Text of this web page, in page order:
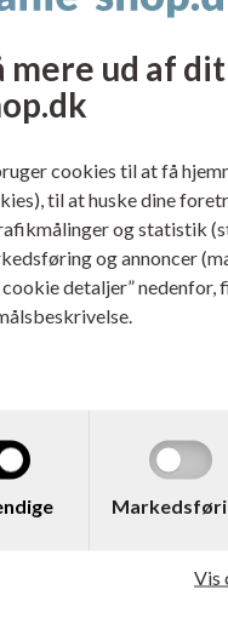
mere ud af
cookies til at få
til at huske dine
og statistik
og annoncer
cookie detaljer” nedenfor,
Vis
Dahle 20710 CleanTEC
Støvfilter